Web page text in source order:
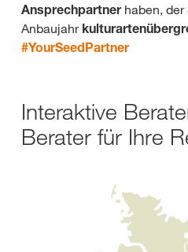
Ansprechpartnerhaben, der
Anbaujahr
#YourSeedPartner
Interaktive
Berater für Ihre